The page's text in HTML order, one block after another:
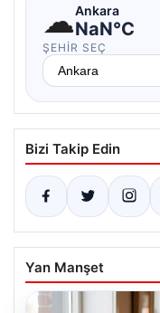
☁Ankara
NaN°C
ŞEHIR SEÇ
Bizi Takip Edin
Yan Manşet